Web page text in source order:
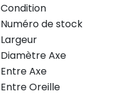
Condition
Numéro de stock
Largeur
Diamètre Axe
Entre Axe
Entre Oreille